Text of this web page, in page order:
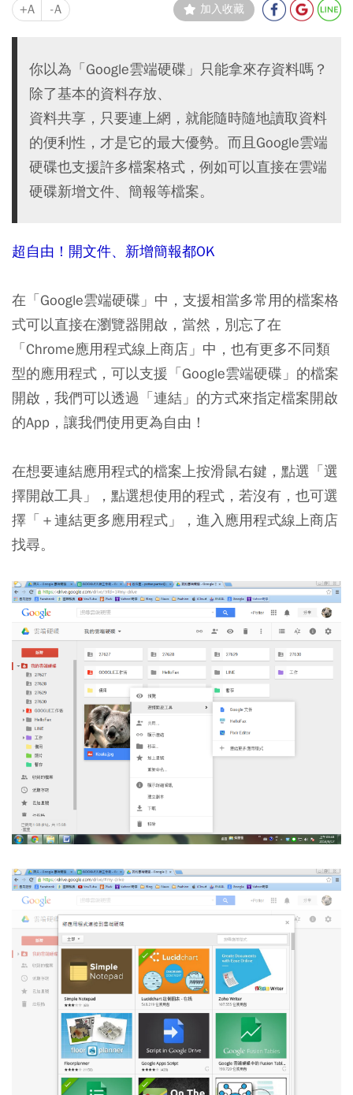
+A -A 加入收藏
你以為「Google雲端硬碟」只能拿來存資料嗎？
除了基本的資料存放、
資料共享，只要連上網，就能隨時隨地讀取資料
的便利性，才是它的最大優勢。而且Google雲端
硬碟也支援許多檔案格式，例如可以直接在雲端
硬碟新增文件、簡報等檔案。
超自由！開文件、新增簡報都OK
在「Google雲端硬碟」中，支援相當多常用的檔案格
式可以直接在瀏覽器開啟，當然，別忘了在
「Chrome應用程式線上商店」中，也有更多不同類
型的應用程式，可以支援「Google雲端硬碟」的檔案
開啟，我們可以透過「連結」的方式來指定檔案開啟
的App，讓我們使用更為自由！
在想要連結應用程式的檔案上按滑鼠右鍵，點選「選
擇開啟工具」，點選想使用的程式，若沒有，也可選
擇「＋連結更多應用程式」，進入應用程式線上商店
找尋。